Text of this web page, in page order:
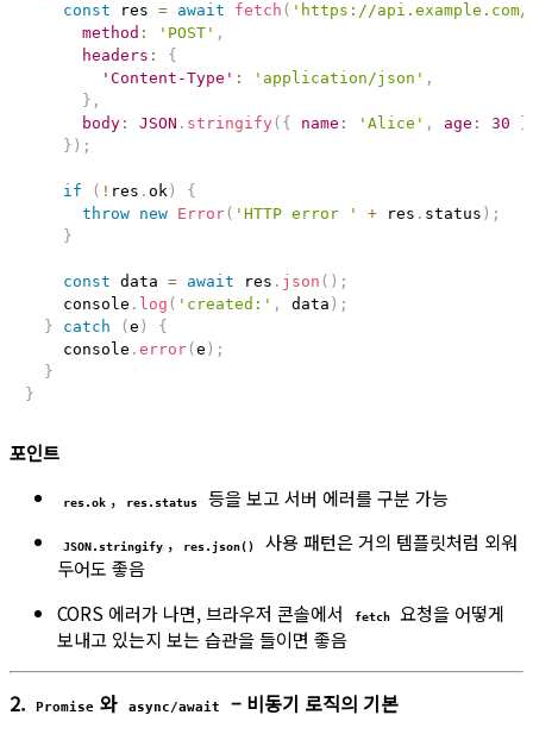
const res = await fetch ( 'https://
method : 'POST' ,
headers :
{
'Content-Type' : 'application/json' ,
} ,
body: JSON . stringify ( { name : 'Alice' , age : 30
} ) ;
if ( ! res . ok)
{
throw
new Error( 'HTTP error ' + res . status ) ;
}
const data = await res . json ( ) ;
    console
. log ( 'created:' , data ) ;
}
catch ( e )
{
    console
. error( e ) ;
}
}
포인트
res.ok , res.status 등을 보고 서버 에러를 구분 가능
JSON.stringify , res.json()
사용 패턴은 거의 템플릿처럼 외워
두어도 좋음
CORS 에러가 나면, 브라우저 콘솔에서
fetch
요청을 어떻게
보내고 있는지 보는 습관을 들이면 좋음
2. Promise 와 async/await
– 비동기 로직의 기본